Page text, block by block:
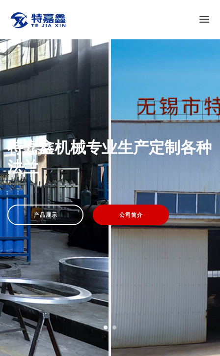
特嘉鑫首页
关于特嘉鑫
荣誉证书
联系特嘉鑫
特嘉鑫机械专业生产定制各种
法兰
产品展示 公司简介
特嘉鑫机械专业生产定制各种
法兰
产品展示 公司简介